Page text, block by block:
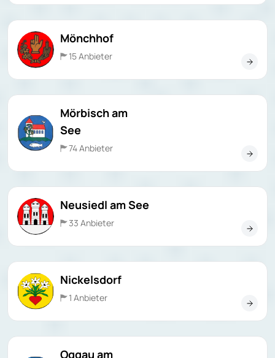
Mönchhof
15 Anbieter
Mörbisch am
See
74 Anbieter
Neusiedl am See
33 Anbieter
Nickelsdorf
1 Anbieter
Oggau am